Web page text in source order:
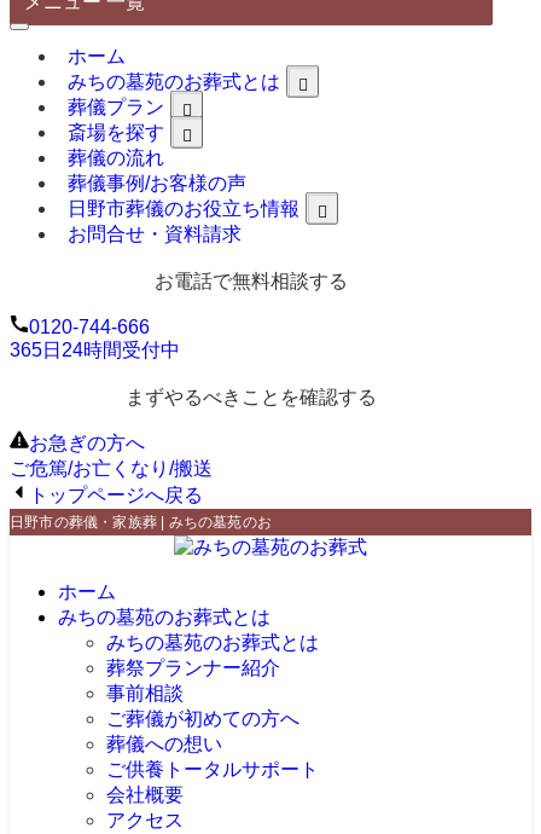
ホーム
みちの墓苑のお葬式とは
葬儀プラン
斎場を探す
葬儀の流れ
葬儀事例/お客様の声
日野市葬儀のお役立ち情報
お問合せ・資料請求
お電話で無料相談する
0120-744-666
365日24時間受付中
まずやるべきことを確認する
お急ぎの方へ
ご危篤/お亡くなり/搬送
トップページへ戻る
日野市の葬儀・家族葬 | みちの墓苑のお葬式
ホーム
みちの墓苑のお葬式とは
みちの墓苑のお葬式とは
葬祭プランナー紹介
事前相談
ご葬儀が初めての方へ
葬儀への想い
ご供養トータルサポート
会社概要
アクセス